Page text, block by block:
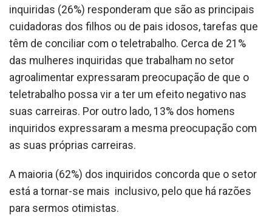
inquiridas (26%) responderam que são as principais
cuidadoras dos filhos ou de pais idosos, tarefas que
têm de conciliar com o teletrabalho. Cerca de 21%
das mulheres inquiridas que trabalham no setor
agroalimentar expressaram preocupação de que o
teletrabalho possa vir a ter um efeito negativo nas
suas carreiras. Por outro lado, 13% dos homens
inquiridos expressaram a mesma preocupação com
as suas próprias carreiras.
A maioria (62%) dos inquiridos concorda que o setor
está a tornar-se mais inclusivo, pelo que há razões
para sermos otimistas.